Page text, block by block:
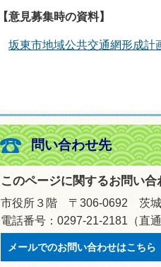
【意見募集時の資料】
坂東市地域公共交通網形成計
問い合わせ先
このページに関するお問い合
市役所３階 〒306-0692 茨城
電話番号：0297-21-2181（直
メールでのお問い合わせはこちら